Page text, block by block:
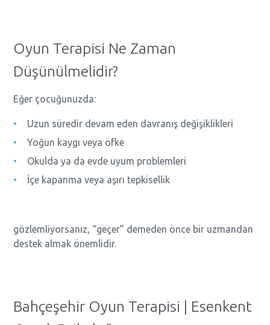
Oyun Terapisi Ne Zaman
Düşünülmelidir?
Eğer çocuğunuzda:
Uzun süredir devam eden davranış değişiklikleri
Yoğun kaygı veya öfke
Okulda ya da evde uyum problemleri
İçe kapanma veya aşırı tepkisellik
gözlemliyorsanız, “geçer” demeden önce bir uzmandan
destek almak önemlidir.
Bahçeşehir Oyun Terapisi | Esenkent